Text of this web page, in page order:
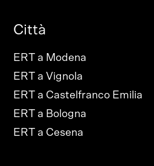
Città
ERT a Modena
ERT a Vignola
ERT a Castelfranco Emilia
ERT a Bologna
ERT a Cesena